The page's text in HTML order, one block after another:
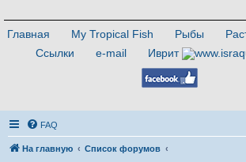
Главная My Tropical Fish Рыбы
Ссылки
e-mail Иврит
FAQ
На главную Список форумов